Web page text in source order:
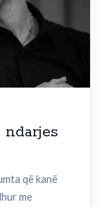
që kanë
me